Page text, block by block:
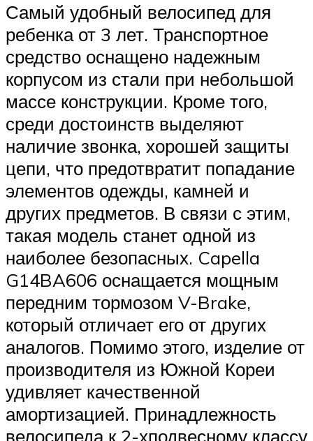
Самый удобный велосипед для
ребенка от 3 лет. Транспортное
средство оснащено надежным
корпусом из стали при небольшой
массе конструкции. Кроме того,
среди достоинств выделяют
наличие звонка, хорошей защиты
цепи, что предотвратит попадание
элементов одежды, камней и
других предметов. В связи с этим,
такая модель станет одной из
наиболее безопасных. Capella
G14BA606 оснащается мощным
передним тормозом V-Brake,
который отличает его от других
аналогов. Помимо этого, изделие от
производителя из Южной Кореи
удивляет качественной
амортизацией. Принадлежность
велосипеда к 2-хподвесному классу